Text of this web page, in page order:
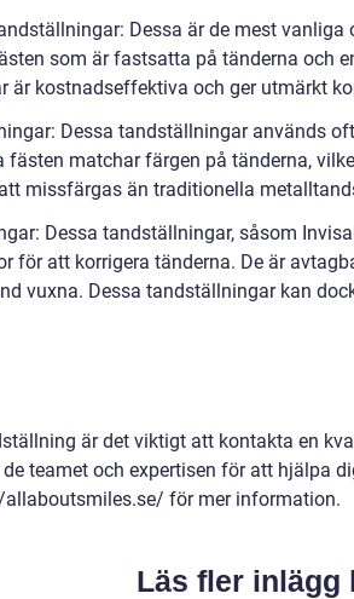
Dessa är de mest
som är fastsatta på tänderna och
är kostnadseffektiva och ger utmärkt
Dessa tandställningar används
fästen matchar färgen på tänderna,
missfärgas än traditionella
Dessa tandställningar, såsom
för att korrigera tänderna. De är
vuxna. Dessa tandställningar kan
är det viktigt att kontakta en
teamet och expertisen för att hjälpa
allaboutsmiles.se/ för mer information.
Läs fler inlägg